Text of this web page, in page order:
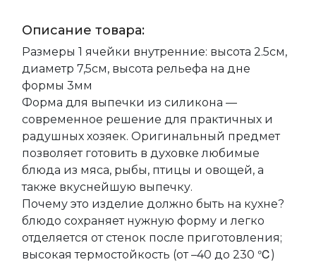
Описание товара:
Размеры 1 ячейки внутренние: высота 2.5см,
диаметр 7,5см, высота рельефа на дне
формы 3мм
Форма для выпечки из силикона —
современное решение для практичных и
радушных хозяек. Оригинальный предмет
позволяет готовить в духовке любимые
блюда из мяса, рыбы, птицы и овощей, а
также вкуснейшую выпечку.
Почему это изделие должно быть на кухне?
блюдо сохраняет нужную форму и легко
отделяется от стенок после приготовления;
высокая термостойкость (от –40 до 230 ℃)